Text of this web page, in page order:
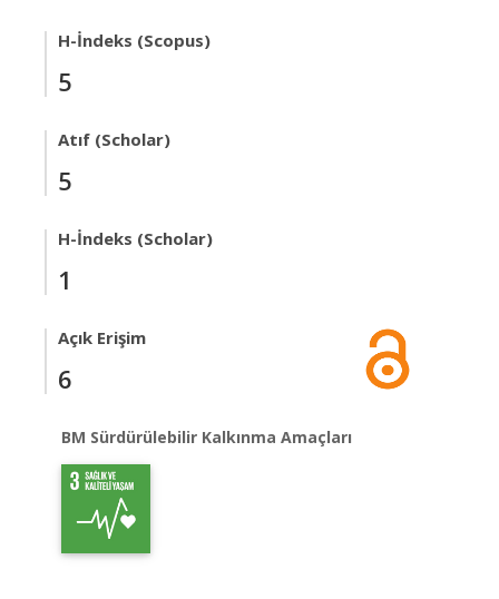
H-İndeks (Scopus)
5
Atıf (Scholar)
5
H-İndeks (Scholar)
1
Açık Erişim
6
BM Sürdürülebilir Kalkınma Amaçları